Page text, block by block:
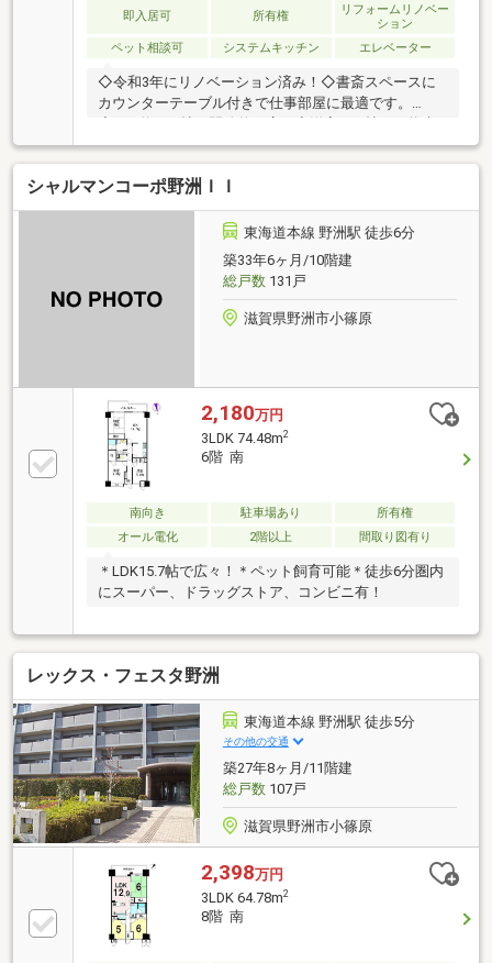
即入居可 所有権
リフォームリノベー
ション
ペット相談可
システムキッチン エレベーター
◇令和3年にリノベーション済み！◇書斎スペースに
カウンターテーブル付きで仕事部屋に最適です。
的に2部屋に分割可能！【周辺環境】■業務スーパー野
洲店・・・・・・・・約900ｍ■ドラッグユタカ野洲
店・・・・・・・約300ｍ■ファミリーマート野洲冨波
店・・・・約450ｍ■キリン堂野洲
店・・・・・・・・・・約700ｍ■北野幼稚
シャルマンコーポ野洲ＩＩ
東海道本線 野洲駅 徒歩6分
築33年6ヶ月/10階建
総戸数131戸
滋賀県野洲市小篠原
2,180万円
3LDK 74.48m2
6階 南
南向き 駐車場あり
所有権
オール電化
2階以上 間取り図有り
＊LDK15.7帖で広々！＊ペット飼育可能＊徒歩6分圏内
にスーパー、ドラッグストア、コンビニ有！
レックス・フェスタ野洲
東海道本線 野洲駅 徒歩5分
その他の交通
築27年8ヶ月/11階建
総戸数107戸
滋賀県野洲市小篠原
2,398万円
3LDK 64.78m2
8階 南